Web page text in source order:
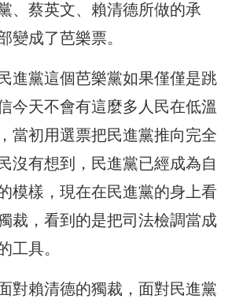
、蔡英文、賴清德所做的承
變成了芭樂票。
進黨這個芭樂黨如果僅僅是跳
今天不會有這麼多人民在低溫
當初用選票把民進黨推向完全
沒有想到，民進黨已經成為自
模樣，現在在民進黨的身上看
裁，看到的是把司法檢調當成
工具。
對賴清德的獨裁，面對民進黨